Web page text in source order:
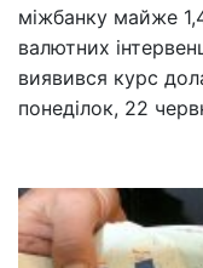
міжбанку майже
валютних
виявився курс
понеділок, 22